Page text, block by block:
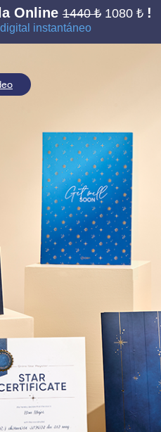
Online1440 ₺ 1080 ₺ !
instantáneo